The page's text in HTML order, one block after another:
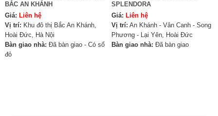
BẮC AN KHÁNH
Giá: Liên hệ
Vị trí: Khu đô thị Bắc An Khánh,
Hoài Đức, Hà Nội
Bàn giao nhà: Đã bàn giao - Có sổ
đỏ
SPLENDORA
Giá: Liên hệ
Vị trí: An Khánh - Vân Canh - Song
Phương - Lại Yên, Hoài Đức
Bàn giao nhà: Đã bàn giao